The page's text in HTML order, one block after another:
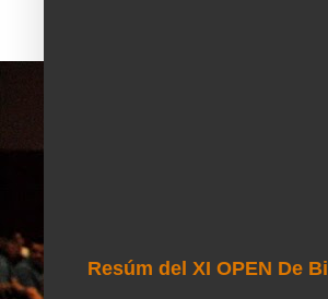
Resúm del XI OPEN De